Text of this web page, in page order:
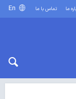
ما تماس با ما